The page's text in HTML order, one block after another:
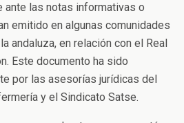
ante las notas informativas o
emitido en algunas comunidades
andaluza, en relación con el Real
Este documento ha sido
por las asesorías jurídicas del
y el Sindicato Satse.